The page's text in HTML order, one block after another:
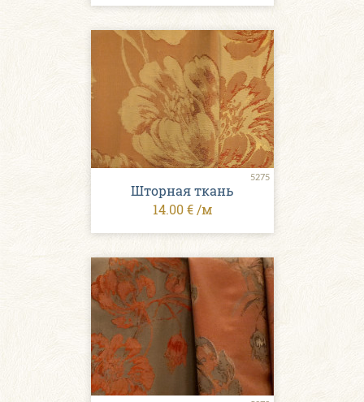
5275
Шторная ткань
14.00 € /м